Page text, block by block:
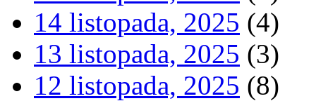
14 listopada, 2025 (4)
13 listopada, 2025 (3)
12 listopada, 2025 (8)